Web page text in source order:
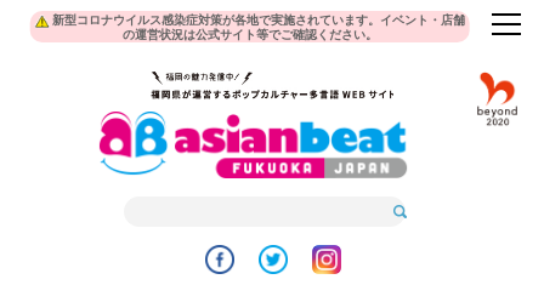
新型コロナウイルス感染症対策が各地で実施されています。イベント・店舗
の運営状況は公式サイト等でご確認ください。